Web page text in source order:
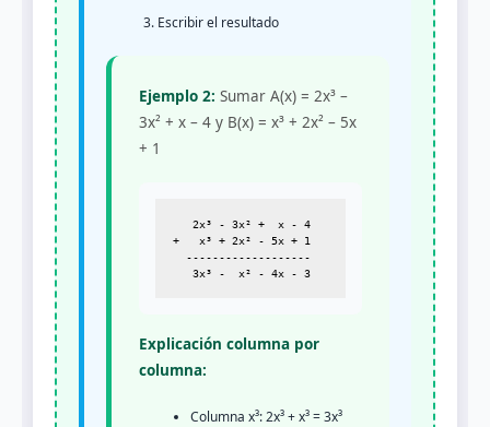
Escribir el resultado
Ejemplo 2: Sumar A(x) = 2x³ –
3x² + x – 4 y B(x) = x³ + 2x² – 5x
+ 1
   2x³ - 3x² +  x - 4
+   x³ + 2x² - 5x + 1
  -------------------
   3x³ -  x² - 4x - 3
Explicación columna por
columna:
Columna x³: 2x³ + x³ = 3x³